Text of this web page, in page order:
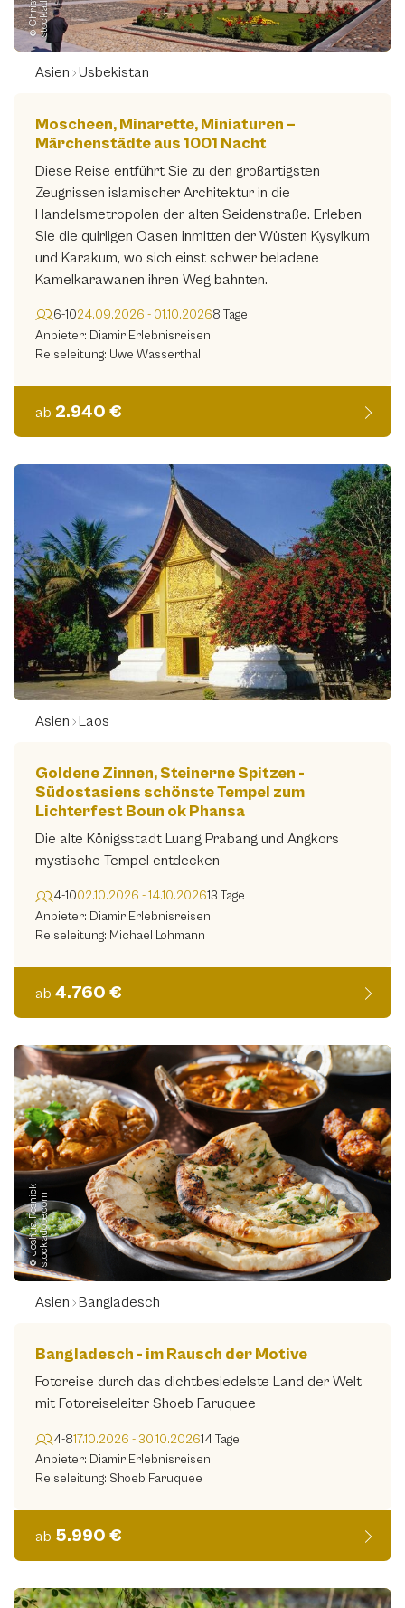
Asien Usbekistan
Moscheen, Minarette, Miniaturen –
Märchenstädte aus 1001 Nacht
Diese Reise entführt Sie zu den großartigsten
Zeugnissen islamischer Architektur in die
Handelsmetropolen der alten Seidenstraße. Erleben
Sie die quirligen Oasen inmitten der Wüsten Kysylkum
und Karakum, wo sich einst schwer beladene
Kamelkarawanen ihren Weg bahnten.
6-1024.09.2026 - 01.10.20268 Tage
Anbieter: Diamir Erlebnisreisen
Reiseleitung: Uwe Wasserthal
ab 2.940 €
Asien Laos
Goldene Zinnen, Steinerne Spitzen -
Südostasiens schönste Tempel zum
Lichterfest Boun ok Phansa
Die alte Königsstadt Luang Prabang und Angkors
mystische Tempel entdecken
4-1002.10.2026 - 14.10.202613 Tage
Anbieter: Diamir Erlebnisreisen
Reiseleitung: Michael Lohmann
ab 4.760 €
©
J
o
s
h
u
a
R
e
s
n
i
c
k
-
s
t
o
c
k.
a
d
o
b
e.
c
om
Asien Bangladesch
Bangladesch - im Rausch der Motive
Fotoreise durch das dichtbesiedelste Land der Welt
mit Fotoreiseleiter Shoeb Faruquee
4-817.10.2026 - 30.10.202614 Tage
Anbieter: Diamir Erlebnisreisen
Reiseleitung: Shoeb Faruquee
ab 5.990 €